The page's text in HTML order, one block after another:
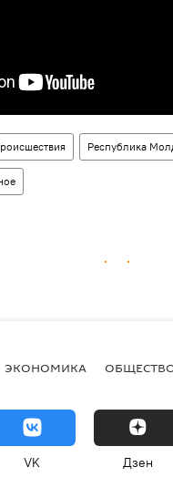
Республика
ЭКОНОМИКА
VK Дзен